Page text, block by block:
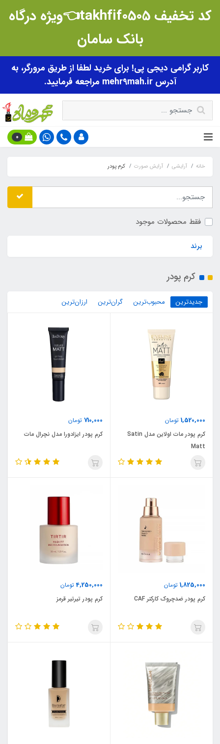
کد تخفیف takhfif0505👈ویژه درگاه
بانک سامان
کاربر گرامی دیجی پی! برای خرید لطفا از طریق مرورگر، به
آدرس mehr9mah.ir مراجعه فرمایید.
0
خانه آرایشی آرایش صورت کرم پودر
فقط محصولات موجود
برند
کرم پودر
جدیدترین محبوب‌ترین گران‌ترین ارزان‌ترین
1,520,000 تومان
کرم پودر مات اولاین مدل Satin
Matt
710,000 تومان
کرم پودر ایزادورا مدل نچرال مات
1,825,000 تومان
کرم پودر ضدچروک کارکتر CAF
4,250,000تومان
کرم پودر تیرتیر قرمز